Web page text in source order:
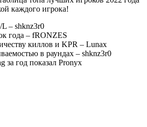
каждого игрока!
– shknz3r0
года – fRONZES
киллов и KPR – Lunax
в раундах – shknz3r0
за год показал Pronyx